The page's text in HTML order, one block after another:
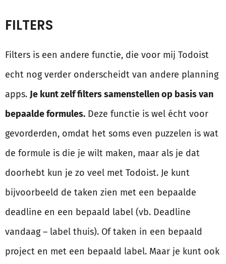
FILTERS
Filters is een andere functie, die voor mij Todoist
echt nog verder onderscheidt van andere planning
apps. Je kunt zelf filters samenstellen op basis van
bepaalde formules. Deze functie is wel écht voor
gevorderden, omdat het soms even puzzelen is wat
de formule is die je wilt maken, maar als je dat
doorhebt kun je zo veel met Todoist. Je kunt
bijvoorbeeld de taken zien met een bepaalde
deadline en een bepaald label (vb. Deadline
vandaag – label thuis). Of taken in een bepaald
project en met een bepaald label. Maar je kunt ook